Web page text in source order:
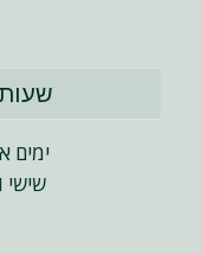
ימים א' עד
שישי